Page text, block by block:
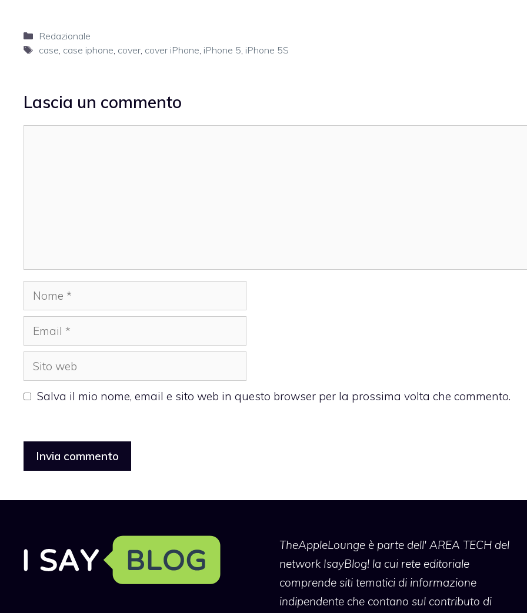
Categorie
Redazionale
Tag
case, case iphone, cover, cover iPhone, iPhone 5, iPhone 5S
Lascia un commento
Nome
Email
Sito
web
Salva il mio nome, email e sito web in questo browser per la prossima volta che commento.
TheAppleLoungeè parte dell' AREA TECH del
network IsayBlog! la cui rete editoriale
comprende siti tematici di informazione
indipendente che contano sul contributo di